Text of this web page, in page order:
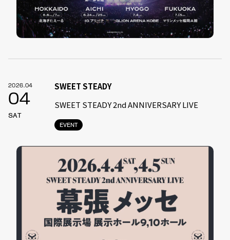
2026.04
04
SAT
EVENT
SWEET STEADY
SWEET STEADY 2nd ANNIVERSARY LIVE